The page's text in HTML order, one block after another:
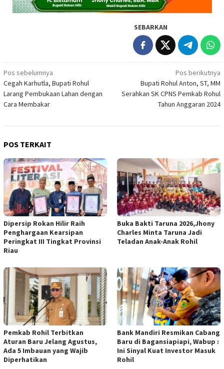
SEBARKAN
Navigasi
pos
Pos sebelumnya
Cegah Karhutla, Bupati Rohul
Larang Pembukaan Lahan dengan
Cara Membakar
Pos berikutnya
Bupati Rohul Anton, ST, MM
Serahkan SK CPNS Pemkab Rohul
Tahun Anggaran 2024
POS TERKAIT
Dipersip Rokan Hilir Raih
Penghargaan Kearsipan
Peringkat III Tingkat Provinsi
Riau
Buka Bakti Taruna 2026,Jhony
Charles Minta Taruna Jadi
Teladan Anak-Anak Rohil
Pemkab Rohil Terbitkan
Aturan Baru Jelang Agustus,
Ada 5 Imbauan yang Wajib
Diperhatikan
Bank Mandiri Resmikan Cabang
Baru di Bagansiapiapi, Wabup :
Ini Sinyal Kuat Investor Masuk
Rohil